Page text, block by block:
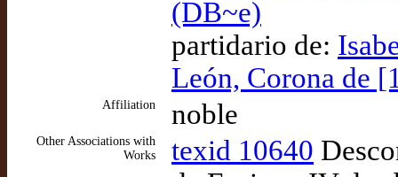
(DB~e)
partidario de:
León, Corona de
Affiliation noble
Other Associations with
Works
texid 10640